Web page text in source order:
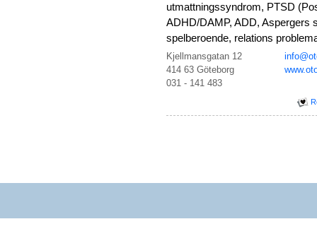
utmattningssyndrom, PTSD
ADHD/DAMP, ADD, Aspergers
spelberoende, relations
Kjellmansgatan 12
414 63 Göteborg
031 - 141 483